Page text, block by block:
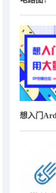
想入门